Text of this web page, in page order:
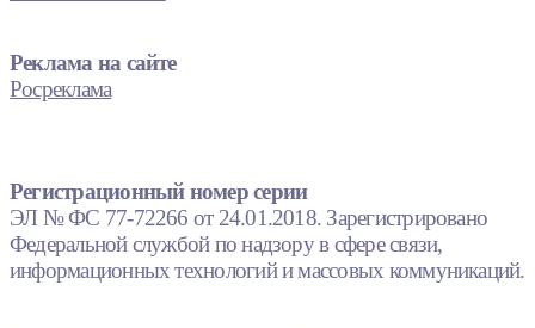
Реклама на сайте
Росреклама
Регистрационный номер серии
ЭЛ № ФС 77-72266 от 24.01.2018. Зарегистрировано
Федеральной службой по надзору в сфере связи,
информационных технологий и массовых коммуникаций.